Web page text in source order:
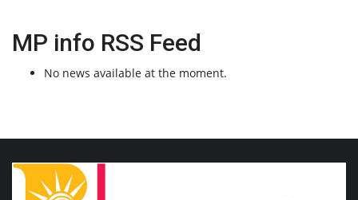
MP info RSS Feed
No news available at the moment.